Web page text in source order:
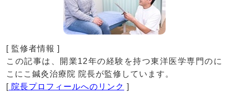
[ 監修者情報 ]
この記事は、開業12年の経験を持つ東洋医学専門のに
こにこ鍼灸治療院 院長が監修しています。
[ 院長プロフィールへのリンク ]